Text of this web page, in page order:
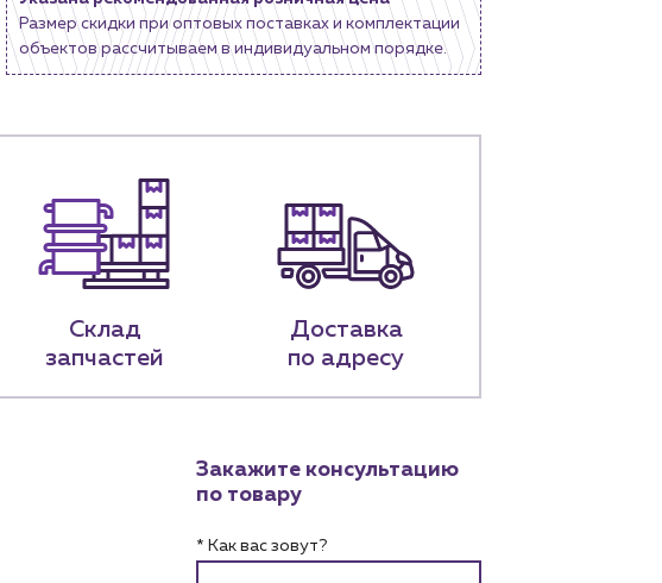
Размер скидки при оптовых поставках и комплектации
объектов рассчитываем в индивидуальном порядке.
Склад
запчастей
Доставка
по адресу
Закажите консультацию
по товару
* Как вас зовут?